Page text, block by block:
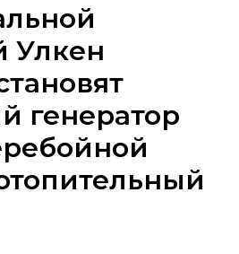
Улкен
генератор